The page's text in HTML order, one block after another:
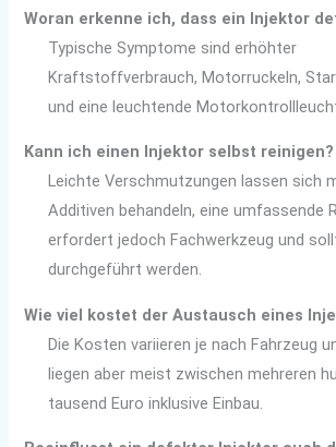
Woran erkenne ich, dass ein Injektor
Typische Symptome sind erhöhter
Kraftstoffverbrauch, Motorruckeln,
und eine leuchtende
Kann ich einen Injektor selbst reinigen?
Leichte Verschmutzungen lassen sich
Additiven behandeln, eine umfassende
erfordert jedoch Fachwerkzeug und
durchgeführt werden.
Wie viel kostet der Austausch eines
Die Kosten variieren je nach Fahrzeug
liegen aber meist zwischen mehreren
tausend Euro inklusive Einbau.